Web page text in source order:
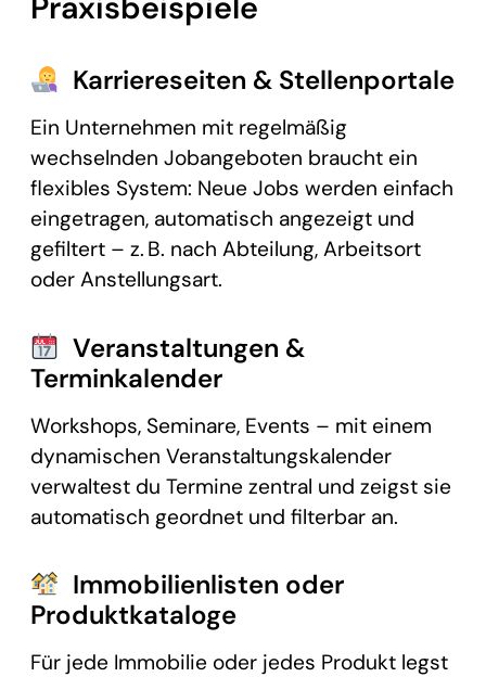
Karriereseiten & Stellenportale
Ein Unternehmen mit regelmäßig
wechselnden Jobangeboten braucht ein
flexibles System: Neue Jobs werden einfach
eingetragen, automatisch angezeigt und
gefiltert – z. B. nach Abteilung, Arbeitsort
oder Anstellungsart.
Veranstaltungen &
Terminkalender
Workshops, Seminare, Events – mit einem
dynamischen Veranstaltungskalender
verwaltest du Termine zentral und zeigst sie
automatisch geordnet und filterbar an.
Immobilienlisten oder
Produktkataloge
Für jede Immobilie oder jedes Produkt legst